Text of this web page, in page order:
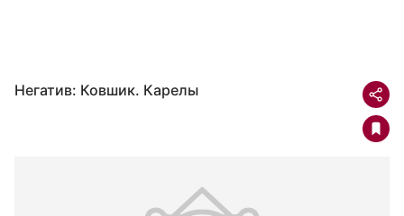
Негатив: Ковшик. Карелы